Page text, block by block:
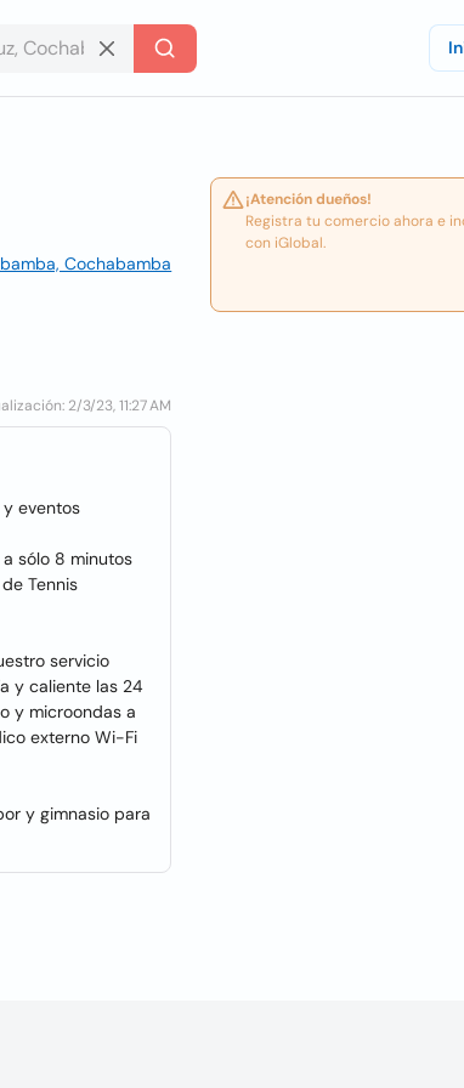
Cochabamba
2/3/23, 11:27 AM
eventos
a sólo 8 minutos
Tennis
servicio
y caliente las 24
y microondas a
externo Wi-Fi
y gimnasio para
¡Atención dueños!
Registra tu comercio ahora e
con iGlobal.